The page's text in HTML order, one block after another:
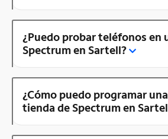
¿Puedo probar teléfonos en
Spectrum en Sartell?
¿Cómo puedo programar
tienda de Spectrum en